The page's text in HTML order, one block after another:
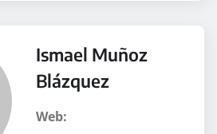
Ismael Muñoz
Blázquez
Web: